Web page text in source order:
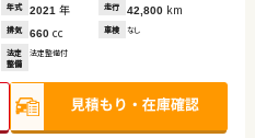
年式
2021 年 走行 42,800 km
排気 660 cc 車検 なし
法定
整備
法定整備付